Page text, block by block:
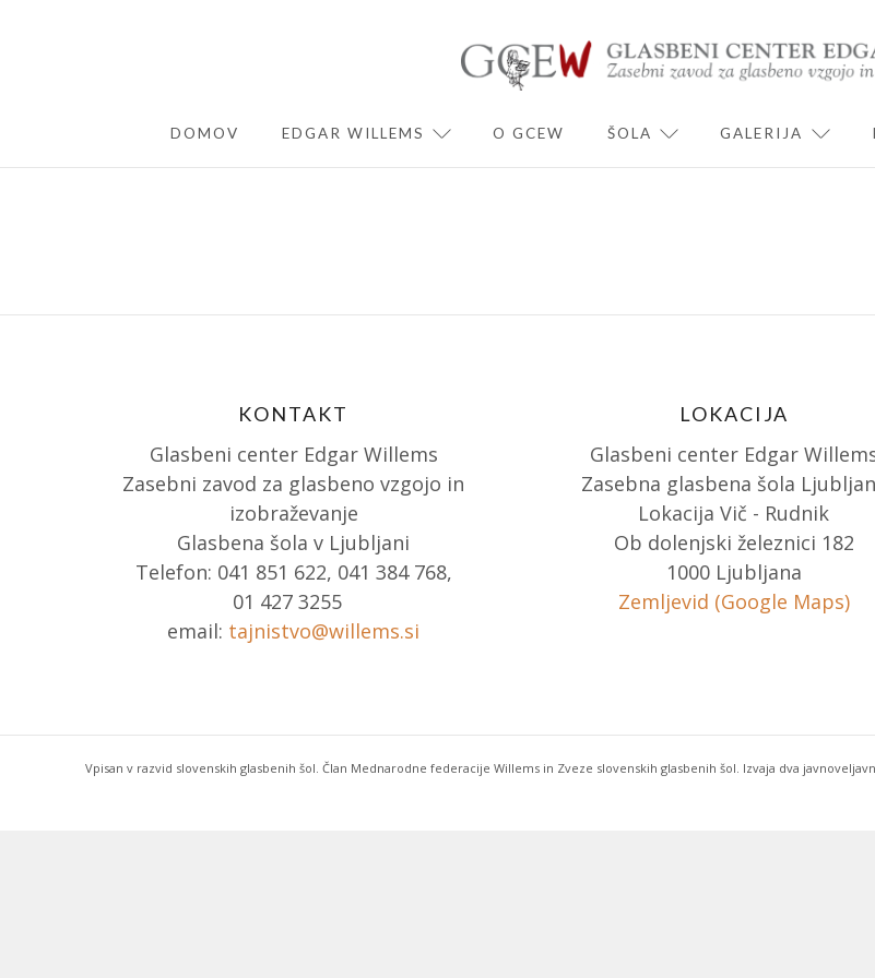
DOMOV EDGAR WILLEMS EXPAND CHILD MENU
O GCEW ŠOLA EXPAND CHILD MENU
GALERIJA
KONTAKT
Glasbeni center Edgar Willems
Zasebni zavod za glasbeno vzgojo in
izobraževanje
Glasbena šola v Ljubljani
Telefon: 041 851 622, 041 384 768,
01 427 3255
email: tajnistvo@willems.si
LOKACIJA
Glasbeni center Edgar
Zasebna glasbena šola
Lokacija Vič - Rudnik
Ob dolenjski železnici 182
1000 Ljubljana
Zemljevid (Google Maps)
Vpisan v razvid slovenskih glasbenih šol. Član Mednarodne federacije Willems in Zveze slovenskih glasbenih šol. Izvaja dva